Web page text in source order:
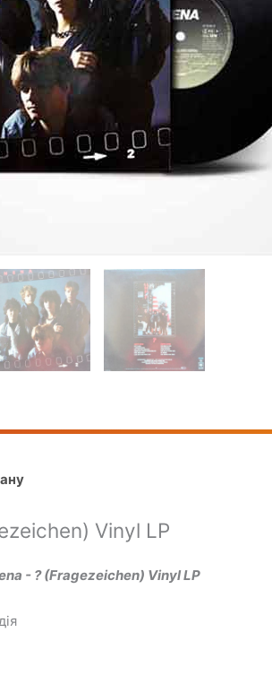
Vinyl LP
- ? (Fragezeichen) Vinyl LP